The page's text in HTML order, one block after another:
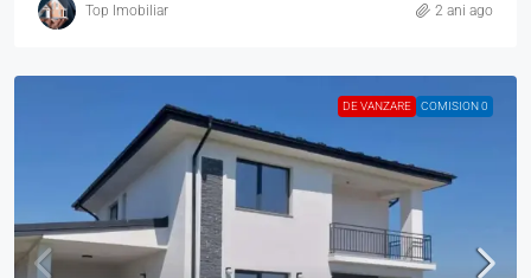
Top Imobiliar 2 ani ago
DE VANZARE COMISION 0